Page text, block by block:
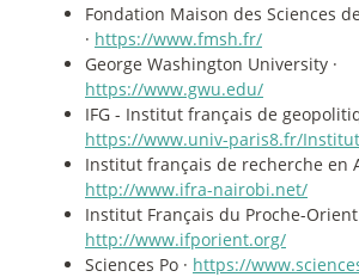
Fondation Maison des Sciences
· https://www.fmsh.fr/
George Washington University ·
https://www.gwu.edu/
IFG - Institut français de
https://www.univ-paris8.fr/
Institut français de recherche en
http://www.ifra-nairobi.net/
Institut Français du Proche-Orient
http://www.ifporient.org/
Sciences Po · https://